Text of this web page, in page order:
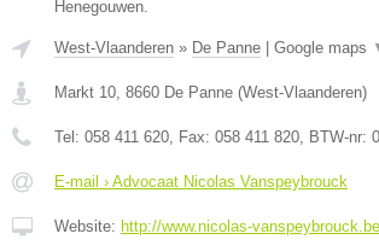
Henegouwen.
West-Vlaanderen » De Panne Google maps
Markt 10, 8660 De Panne (West-Vlaanderen)
Tel: 058 411 620, Fax: 058 411 820, BTW-nr:
E-mail › Advocaat Nicolas Vanspeybrouck
Website: http://www.nicolas-vanspeybrouck.be